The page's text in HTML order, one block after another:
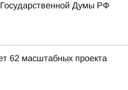
Думы РФ
62 масштабных проекта